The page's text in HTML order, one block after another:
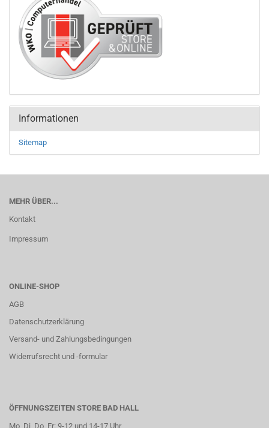
Informationen
Sitemap
MEHR ÜBER...
Kontakt
Impressum
ONLINE-SHOP
AGB
Datenschutzerklärung
Versand- und Zahlungsbedingungen
Widerrufsrecht und -formular
ÖFFNUNGSZEITEN STORE BAD HALL
Mo, Di, Do, Fr: 9-12 und 14-17 Uhr